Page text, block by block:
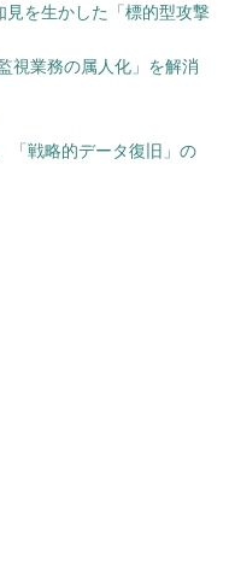
を生かした「標的型攻撃
視業務の属人化」を解消
「戦略的データ復旧」の